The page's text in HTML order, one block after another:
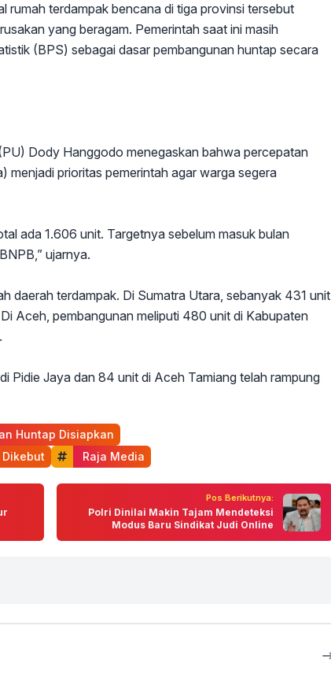
terdampak bencana di tiga provinsi tersebut
yang beragam. Pemerintah saat ini masih
(BPS) sebagai dasar pembangunan huntap secara
Dody Hanggodo menegaskan bahwa percepatan
menjadi prioritas pemerintah agar warga segera
ada 1.606 unit. Targetnya sebelum masuk bulan
ujarnya.
daerah terdampak. Di Sumatra Utara, sebanyak 431 unit
Aceh, pembangunan meliputi 480 unit di Kabupaten
Pidie Jaya dan 84 unit di Aceh Tamiang telah rampung
Huntap Disiapkan
Dikebut
Raja Media
Pos Berikutnya:
Polri Dinilai Makin Tajam Mendeteksi
Modus Baru Sindikat Judi Online